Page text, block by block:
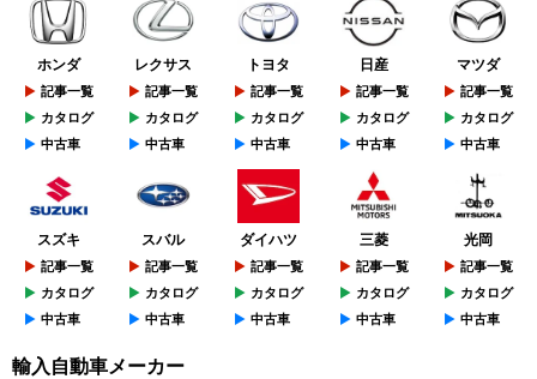
ホンダ
記事一覧
カタログ
中古車
レクサス
記事一覧
カタログ
中古車
トヨタ
記事一覧
カタログ
中古車
日産
記事一覧
カタログ
中古車
マツダ
記事一覧
カタログ
中古車
スズキ
記事一覧
カタログ
中古車
スバル
記事一覧
カタログ
中古車
ダイハツ
記事一覧
カタログ
中古車
三菱
記事一覧
カタログ
中古車
光岡
記事一覧
カタログ
中古車
輸入自動車メーカー